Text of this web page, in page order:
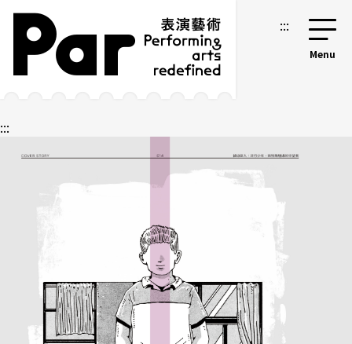
跳到主要內容區塊
網站導覽 :::
:::